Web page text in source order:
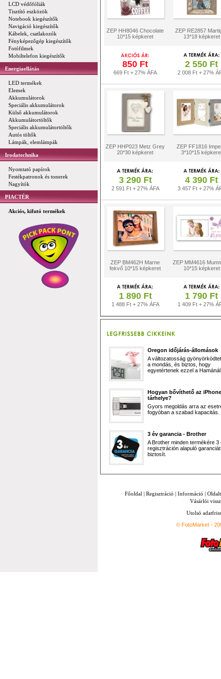
LCD védőfóliák
Tisztító eszközök
Notebook kiegészítők
Navigáció kiegészítők
Kábelek, csatlakozók
Fényképezőgép kiegészítők
Fotófilmek
Mobiltelefon kiegészítők
Energiaellátás
LED termékek
Elemek
Akkumulátorok
Speciális akkumulátorok
Külső akkumulátorok
Akkumulátortöltők
Speciális akkumulátortöltők
Autós töltők
Lámpák, elemlámpák
Irodatechnika
Nyomtató papírok
Festékpatronok és tonerek
Nagyítók
PIACTÉR
Akciós, kifutó termékek
ZEP HH8046 Chocolate
10*15 képkeret
ZEP RE2857
13*18 képkeret
850 Ft
669 Ft + 27% ÁFA
2 550 Ft
2 008 Ft + 27%
ZEP HHP023 Metz Grey
20*30 képkeret
ZEP FF1816
3*10*15
3 290 Ft
2 591 Ft + 27% ÁFA
4 390 Ft
3 457 Ft + 27%
ZEP BM462H Marne
fekvő 10*15 képkeret
ZEP MM4616
10*15 képkeret
1 890 Ft
1 488 Ft + 27% ÁFA
1 790 Ft
1 409 Ft + 27%
Oregon időjárás-állomások
A változatosság
a mondás, és biztos, hogy
egyetértenek ezzel a
Hogyan bővíthető az iPhone
tárhelye?
Gyors megoldás arra az
fogyóban a szabad kapacitás.
3 év garancia - Brother
A Brother minden termékére 3
regisztráción alapuló garanciát
biztosít.
Főoldal | Regisztráció | Információ |
Vásárlói
Utolsó
© FotoMarket -